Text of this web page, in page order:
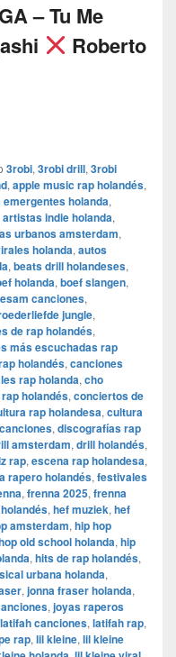
– Tu Me
Roberto
3robi, 3robi drill, 3robi
, apple music rap holandés,
holanda,
artistas indie holanda,
urbanos amsterdam,
holanda, autos
, beats drill holandeses,
holanda, boef slangen,
canciones,
jungle,
de rap holandés,
más escuchadas rap
holandés, canciones
rap holanda, cho
holandés, conciertos de
rap holandesa, cultura
, discografías rap
amsterdam, drill holandés,
rap, escena rap holandesa,
rapero holandés, festivales
, frenna 2025, frenna
, hef muziek, hef
amsterdam, hip hop
old school holanda, hip
, hits de rap holandés,
urbana holanda,
, jonna fraser holanda,
, joyas raperos
latifah canciones, latifah rap,
rap, lil kleine, lil kleine